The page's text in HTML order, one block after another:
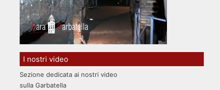
I nostri video
Sezione dedicata ai nostri video
sulla Garbatella